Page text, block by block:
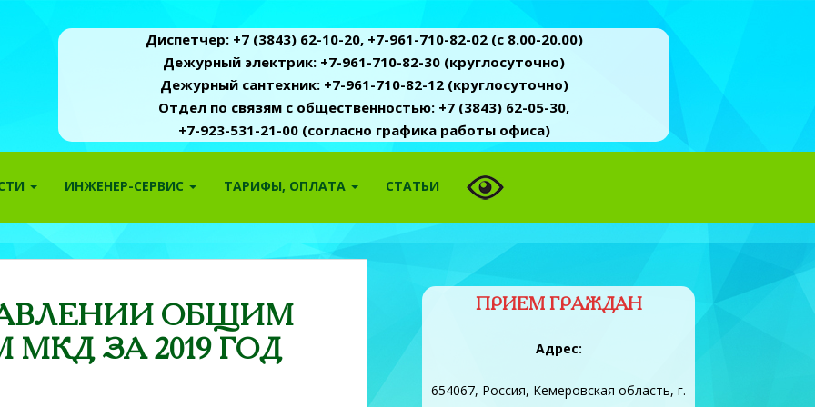
Диспетчер: +7 (3843) 62-10-20, +7-961-710-82-02 (c 8.00-20.00)
Дежурный электрик: +7-961-710-82-30 (круглосуточно)
Дежурный сантехник: +7-961-710-82-12 (круглосуточно)
Отдел по связям с общественностью: +7 (3843) 62-05-30,
+7-923-531-21-00 (согласно графика работы офиса)
ИНЖЕНЕР-СЕРВИС ТАРИФЫ, ОПЛАТА СТАТЬИ
ОБЩИМ
ЗА 2019 ГОД
ПРИЕМ ГРАЖДАН
Адрес:
654067, Россия, Кемеровская область, г.